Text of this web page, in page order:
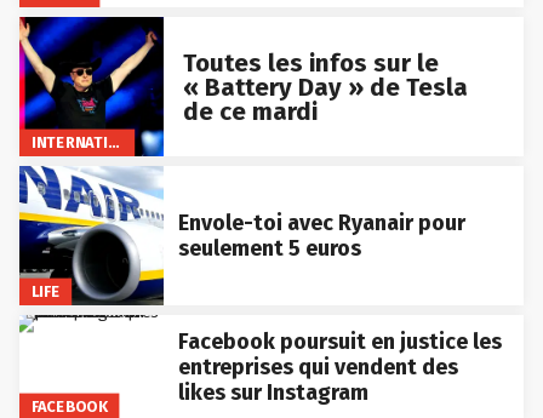
INTERNATIONAL
Toutes les infos sur le
« Battery Day » de Tesla
de ce mardi
LIFE
Envole-toi avec Ryanair pour
seulement 5 euros
FACEBOOK
Facebook poursuit en justice les
entreprises qui vendent des
likes sur Instagram